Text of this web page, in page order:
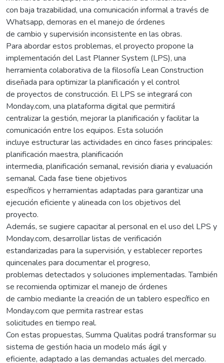
con baja trazabilidad, una comunicación informal a través de
Whatsapp, demoras en el manejo de órdenes
de cambio y supervisión inconsistente en las obras.
Para abordar estos problemas, el proyecto propone la
implementación del Last Planner System (LPS), una
herramienta colaborativa de la filosofía Lean Construction
diseñada para optimizar la planificación y el control
de proyectos de construcción. El LPS se integrará con
Monday.com, una plataforma digital que permitirá
centralizar la gestión, mejorar la planificación y facilitar la
comunicación entre los equipos. Esta solución
incluye estructurar las actividades en cinco fases principales:
planificación maestra, planificación
intermedia, planificación semanal, revisión diaria y evaluación
semanal. Cada fase tiene objetivos
específicos y herramientas adaptadas para garantizar una
ejecución eficiente y alineada con los objetivos del
proyecto.
Además, se sugiere capacitar al personal en el uso del LPS y
Monday.com, desarrollar listas de verificación
estandarizadas para la supervisión, y establecer reportes
quincenales para documentar el progreso,
problemas detectados y soluciones implementadas. También
se recomienda optimizar el manejo de órdenes
de cambio mediante la creación de un tablero específico en
Monday.com que permita rastrear estas
solicitudes en tiempo real.
Con estas propuestas, Summa Qualitas podrá transformar su
sistema de gestión hacia un modelo más ágil y
eficiente, adaptado a las demandas actuales del mercado.